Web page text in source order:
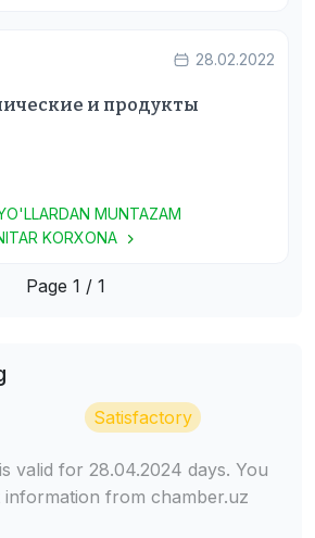
28.02.2022
и продукты
MUNTAZAM
KORXONA
Page 1 / 1
Satisfactory
valid for 28.04.2024 days. You
information from chamber.uz